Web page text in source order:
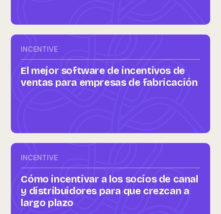
INCENTIVE
El mejor software de incentivos de
ventas para empresas de fabricación
INCENTIVE
Cómo incentivar a los socios de canal
y distribuidores para que crezcan a
largo plazo